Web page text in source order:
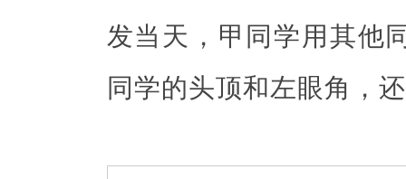
发当天，甲同学用其他
同学的头顶和左眼角，